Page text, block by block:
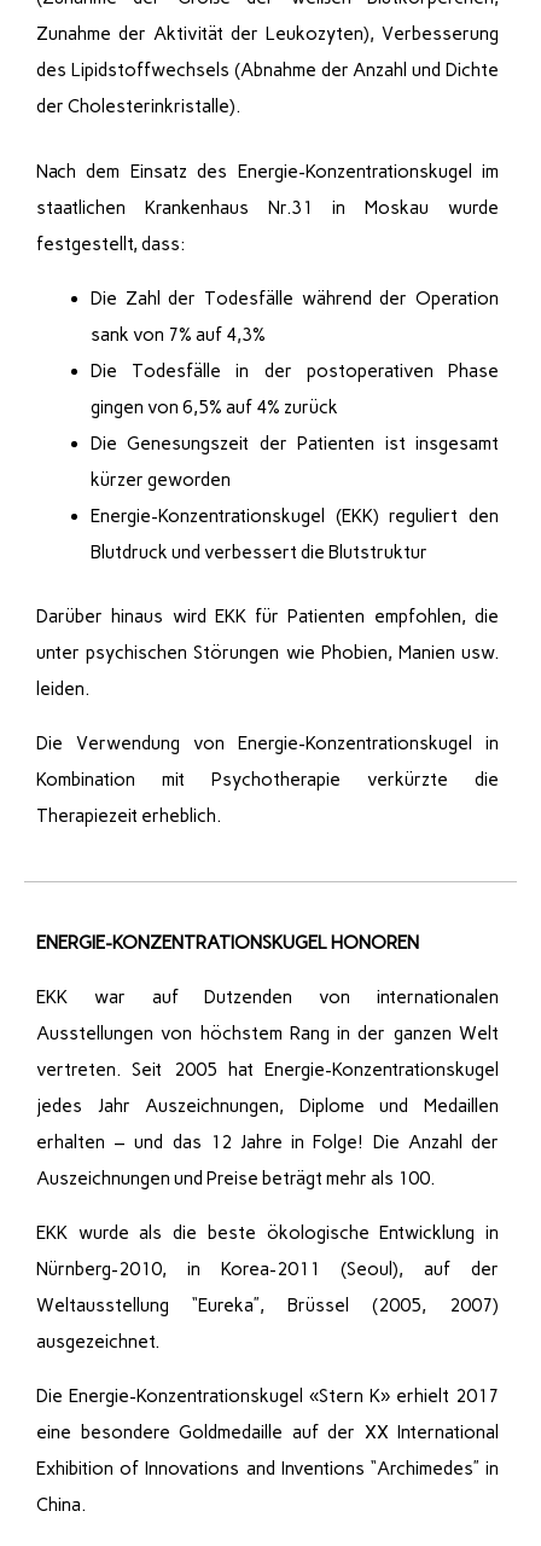
Zunahme der Aktivität der Leukozyten), Verbesserung
des Lipidstoffwechsels (Abnahme der Anzahl und Dichte
der Cholesterinkristalle).
Nach dem Einsatz des Energie-Konzentrationskugel im
staatlichen Krankenhaus Nr.31 in Moskau wurde
festgestellt, dass:
Die Zahl der Todesfälle während der Operation
sank von 7% auf 4,3%
Die Todesfälle in der postoperativen Phase
gingen von 6,5% auf 4% zurück
Die Genesungszeit der Patienten ist insgesamt
kürzer geworden
Energie-Konzentrationskugel (EKK) reguliert den
Blutdruck und verbessert die Blutstruktur
Darüber hinaus wird EKK für Patienten empfohlen, die
unter psychischen Störungen wie Phobien, Manien usw.
leiden.
Die Verwendung von Energie-Konzentrationskugel in
Kombination mit Psychotherapie verkürzte die
Therapiezeit erheblich.
ENERGIE-KONZENTRATIONSKUGEL HONOREN
EKK war auf Dutzenden von internationalen
Ausstellungen von höchstem Rang in der ganzen Welt
vertreten. Seit 2005 hat Energie-Konzentrationskugel
jedes Jahr Auszeichnungen, Diplome und Medaillen
erhalten – und das 12 Jahre in Folge! Die Anzahl der
Auszeichnungen und Preise beträgt mehr als 100.
EKK wurde als die beste ökologische Entwicklung in
Nürnberg-2010, in Korea-2011 (Seoul), auf der
Weltausstellung “Eureka”, Brüssel (2005, 2007)
ausgezeichnet.
Die Energie-Konzentrationskugel «Stern K» erhielt 2017
eine besondere Goldmedaille auf der XX International
Exhibition of Innovations and Inventions “Archimedes” in
China.